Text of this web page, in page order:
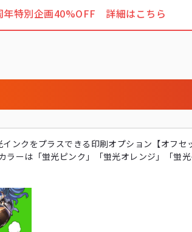
年特別企画40%OFF 詳細はこちら
ンクをプラスできる印刷オプション【オフセ
ラーは「蛍光ピンク」「蛍光オレンジ」「蛍